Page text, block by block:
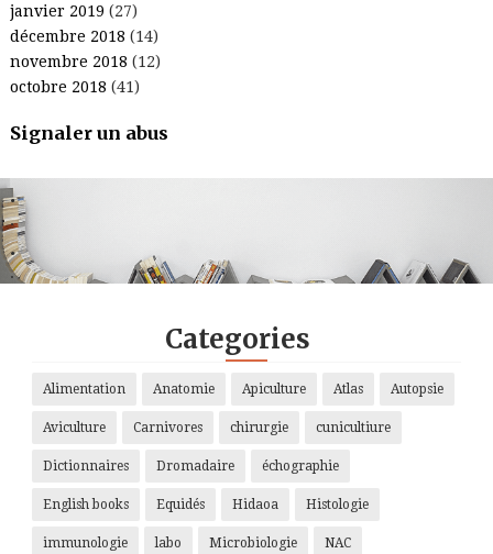
janvier 2019 (27)
décembre 2018 (14)
novembre 2018 (12)
octobre 2018 (41)
Signaler un abus
.
.
.
.
Categories
Alimentation Anatomie Apiculture Atlas Autopsie
Aviculture Carnivores chirurgie cunicultiure
Dictionnaires Dromadaire échographie
English books Equidés Hidaoa Histologie
immunologie labo Microbiologie NAC